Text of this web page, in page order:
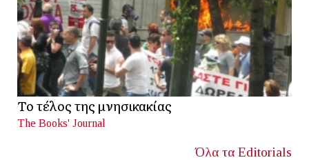
Το τέλος της μνησικακίας
The Books' Journal
Όλα τα Editorials